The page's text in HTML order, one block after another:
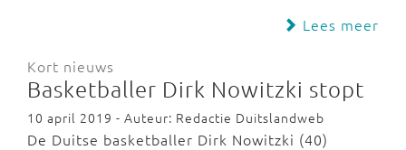
Lees meer
Kort nieuws
Basketballer Dirk Nowitzki stopt
10 april 2019 - Auteur: Redactie Duitslandweb
De Duitse basketballer Dirk Nowitzki (40)